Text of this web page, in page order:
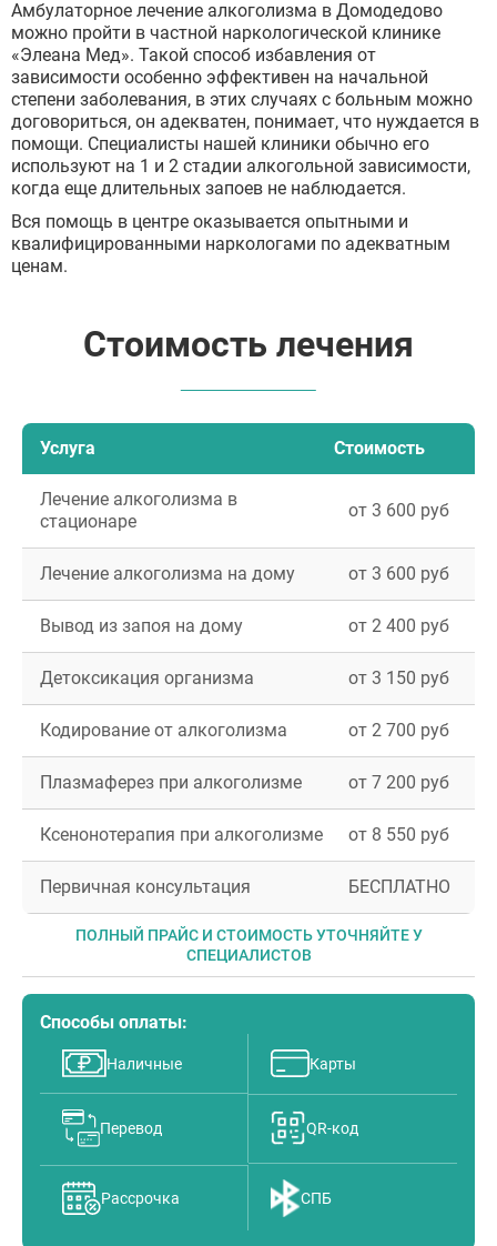
Амбулаторное лечение алкоголизма в Домодедово
можно пройти в частной наркологической клинике
«Элеана Мед». Такой способ избавления от
зависимости особенно эффективен на начальной
степени заболевания, в этих случаях с больным можно
договориться, он адекватен, понимает, что нуждается в
помощи. Специалисты нашей клиники обычно его
используют на 1 и 2 стадии алкогольной зависимости,
когда еще длительных запоев не наблюдается.
Вся помощь в центре оказывается опытными и
квалифицированными наркологами по адекватным
ценам.
Стоимость лечения
Услуга Стоимость
Лечение алкоголизма в
стационаре
от 3 600 руб
Лечение алкоголизма на дому от 3 600 руб
Вывод из запоя на дому от 2 400 руб
Детоксикация организма от 3 150 руб
Кодирование от алкоголизма от 2 700 руб
Плазмаферез при алкоголизме от 7 200 руб
Ксенонотерапия при алкоголизме от 8 550 руб
Первичная консультация БЕСПЛАТНО
ПОЛНЫЙ ПРАЙС И СТОИМОСТЬ УТОЧНЯЙТЕ У
СПЕЦИАЛИСТОВ
Способы оплаты:
Наличные Карты
Перевод QR-код
Рассрочка СПБ